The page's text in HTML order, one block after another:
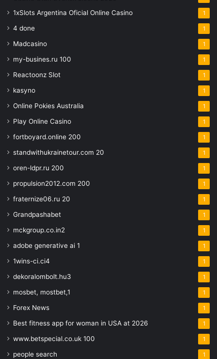
1xSlots Argentina Oficial Online Casino 1
4 done 1
Madcasino 1
my-busines.ru 100 1
Reactoonz Slot 1
kasyno 1
Online Pokies Australia 1
Play Online Casino 1
fortboyard.online 200 1
standwithukrainetour.com 20 1
oren-ldpr.ru 200 1
propulsion2012.com 200 1
fraternize06.ru 20 1
Grandpashabet 1
mckgroup.co.in2 1
adobe generative ai 1 1
1wins-ci.ci4 1
dekoralombolt.hu3 1
mosbet, mostbet,1 1
Forex News 1
Best fitness app for woman in USA at 2026 1
www.betspecial.co.uk 100 1
people search 1